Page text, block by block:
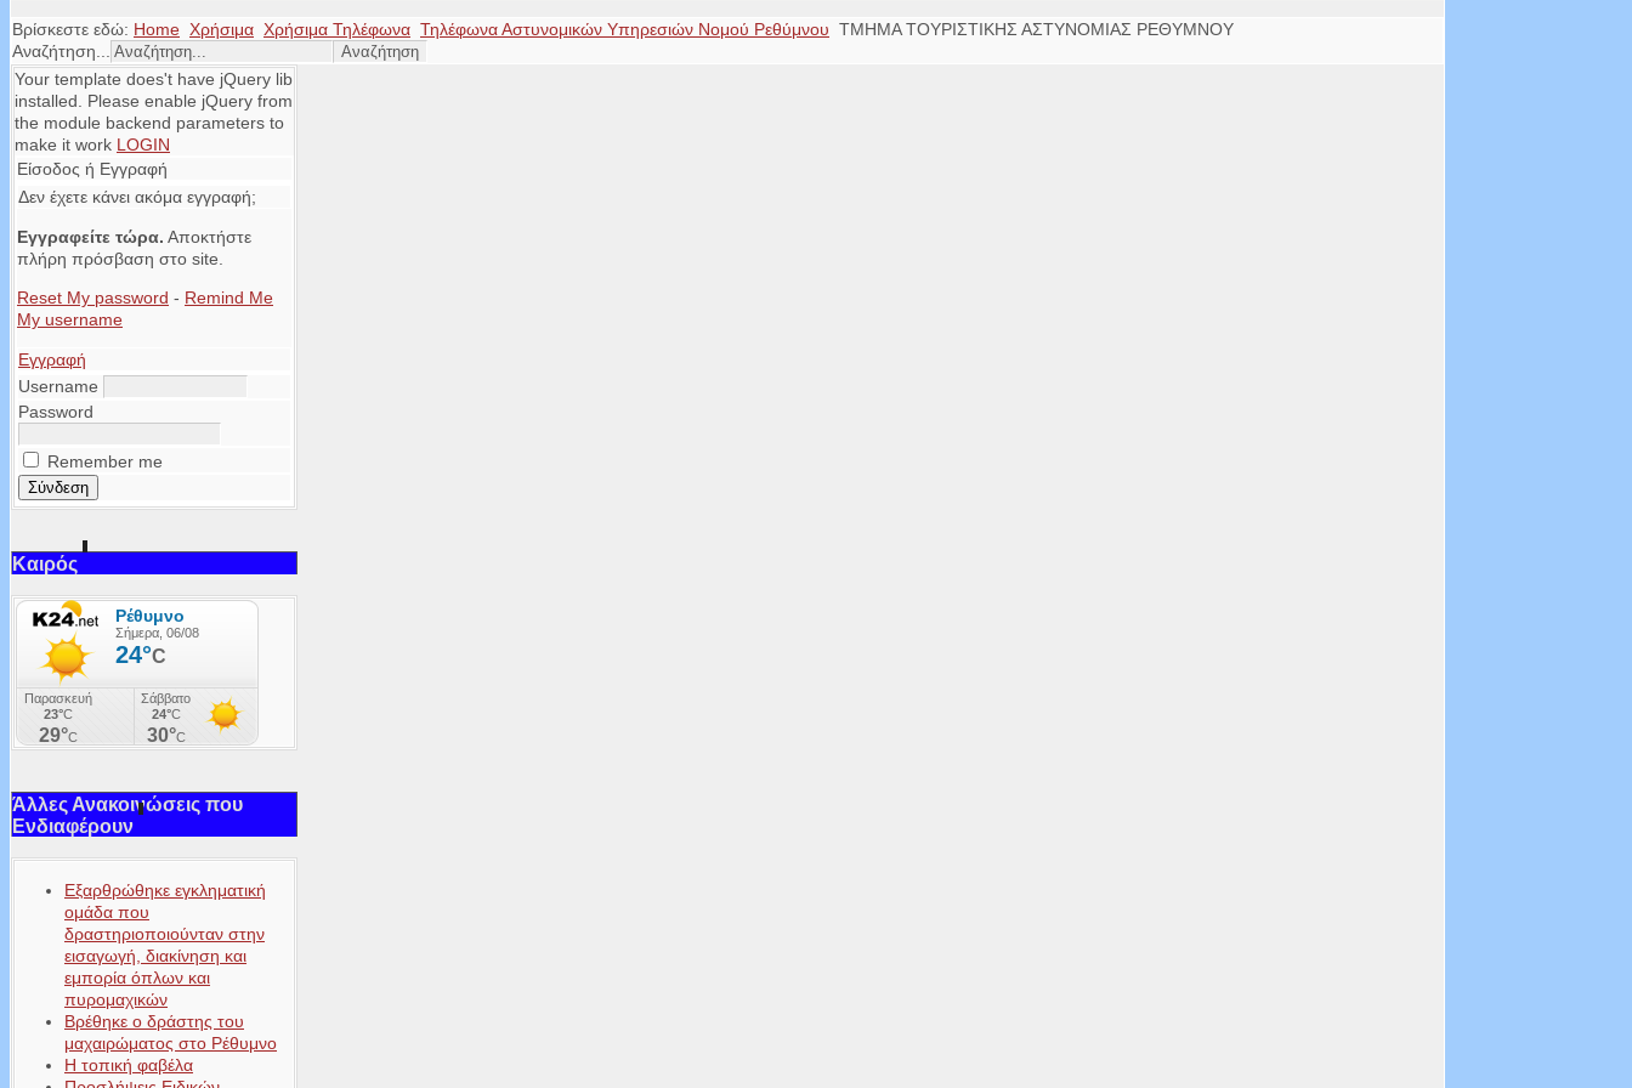
Βρίσκεστε εδώ: Home Χρήσιμα Χρήσιμα Τηλέφωνα Τηλέφωνα Αστυνομικών Υπηρεσιών Νομού Ρεθύμνου ΤΜΗΜΑ ΤΟΥΡΙΣΤΙΚΗΣ ΑΣΤΥΝΟΜΙΑΣ ΡΕΘΥΜΝΟΥ
Αναζήτηση...
Your template does't have jQuery lib
installed. Please enable jQuery from
the module backend parameters to
make it work LOGIN
Είσοδος ή Εγγραφή
Δεν έχετε κάνει ακόμα εγγραφή;
Εγγραφείτε τώρα. Αποκτήστε
πλήρη πρόσβαση στο site.
Reset My password - Remind Me
My username
Εγγραφή
Username
Password
Remember me
Καιρός
Άλλες Ανακοινώσεις που
Ενδιαφέρουν
Εξαρθρώθηκε εγκληματική
ομάδα που
δραστηριοποιούνταν στην
εισαγωγή, διακίνηση και
εμπορία όπλων και
πυρομαχικών
Βρέθηκε ο δράστης του
μαχαιρώματος στο Ρέθυμνο
Η τοπική φαβέλα